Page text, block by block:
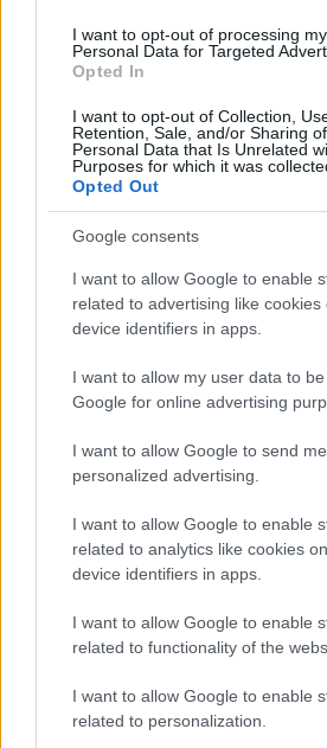
I want to opt-out of processing my
Personal Data for Targeted
Opted In
I want to opt-out of Collection,
Retention, Sale, and/or Sharing
Personal Data that Is Unrelated
Purposes for which it was
Opted Out
Google consents
I want to allow Google to enable
related to advertising like cookies
device identifiers in apps.
I want to allow my user data to
Google for online advertising
I want to allow Google to send me
personalized advertising.
I want to allow Google to enable
related to analytics like cookies
device identifiers in apps.
I want to allow Google to enable
related to functionality of the
I want to allow Google to enable
related to personalization.
Andrea Innocenti · 3 Ago 2026
PIÙ LETTI
C’è posta per te, stasera 25
anticipazioni
allarmanti su lavoro e sicurezza
La candidatura di Irsina per
Ignazio La Russa lancia l’ipotesi
reazioni
Anac: boom di appalti sotto
2026
Il portale del lavoro e della carriera.
stipendi, guide pratiche per trovare